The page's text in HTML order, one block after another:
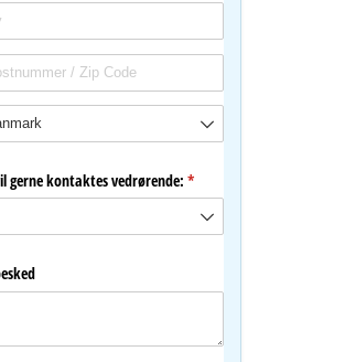
gerne kontaktes vedrørende: *
(påkrævet)